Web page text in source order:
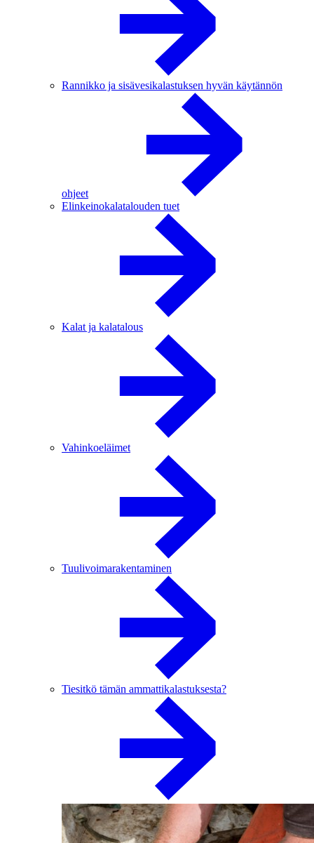
Rannikko ja sisävesikalastuksen hyvän käytännön
ohjeet
Elinkeinokalatalouden tuet
Kalat ja kalatalous
Vahinkoeläimet
Tuulivoimarakentaminen
Tiesitkö tämän ammattikalastuksesta?